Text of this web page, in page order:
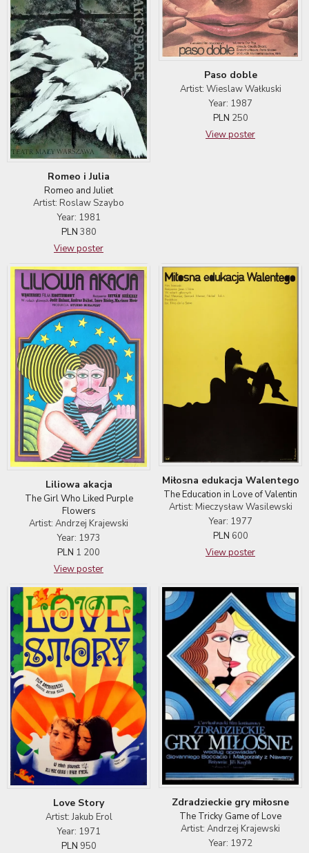
Romeo i Julia
Romeo and Juliet
Artist: Roslaw Szaybo
Year: 1981
PLN 380
View poster
Paso doble
Artist: Wieslaw Wałkuski
Year: 1987
PLN 250
View poster
Liliowa akacja
The Girl Who Liked Purple
Flowers
Artist: Andrzej Krajewski
Year: 1973
PLN 1 200
View poster
Miłosna edukacja Walentego
The Education in Love of Valentin
Artist: Mieczysław Wasilewski
Year: 1977
PLN 600
View poster
Love Story
Artist: Jakub Erol
Year: 1971
PLN 950
Zdradzieckie gry miłosne
The Tricky Game of Love
Artist: Andrzej Krajewski
Year: 1972